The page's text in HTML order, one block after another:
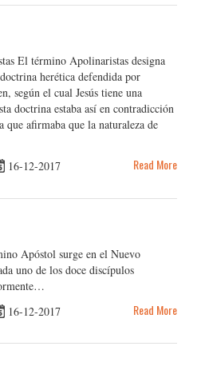
El término Apolinaristas designa
herética defendida por
según el cual Jesús tiene una
doctrina estaba así en contradicción
afirmaba que la naturaleza de
16-12-2017 Read More
Apóstol surge en el Nuevo
uno de los doce discípulos
16-12-2017 Read More